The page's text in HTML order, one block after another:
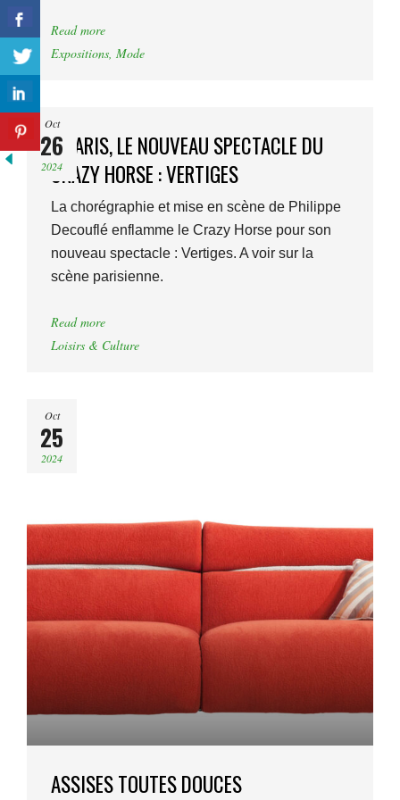
Read more
Expositions, Mode
Oct
26
2024
A PARIS, LE NOUVEAU SPECTACLE DU
CRAZY HORSE : VERTIGES
La chorégraphie et mise en scène de Philippe
Decouflé enflamme le Crazy Horse pour son
nouveau spectacle : Vertiges. A voir sur la
scène parisienne.
Read more
Loisirs & Culture
Oct
25
2024
ASSISES TOUTES DOUCES